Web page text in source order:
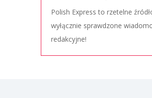
Polish Express to rzetelne
wyłącznie sprawdzone
redakcyjne!